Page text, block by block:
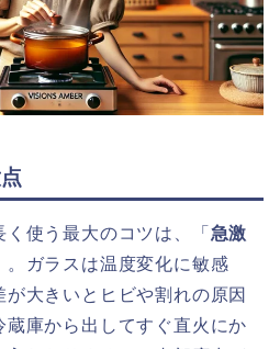
使う最大のコツは、「 急激
。ガラスは温度変化に敏感
大きいとヒビや割れの原因
庫から出してすぐ直火にか